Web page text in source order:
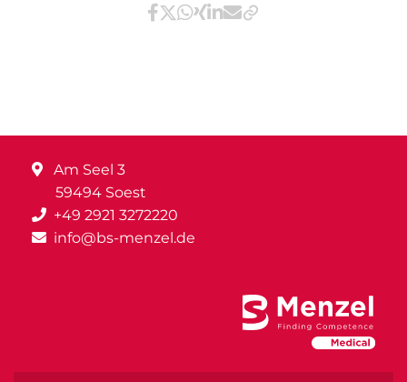
Teilen via Facebook
Teilen via X / Twitter
Teilen via WhatsApp
Teilen via Xing
Teilen via LinkedIn
Teilen via E-Mail
Am Seel 3
59494 Soest
+49 2921 3272220
info@bs-menzel.de